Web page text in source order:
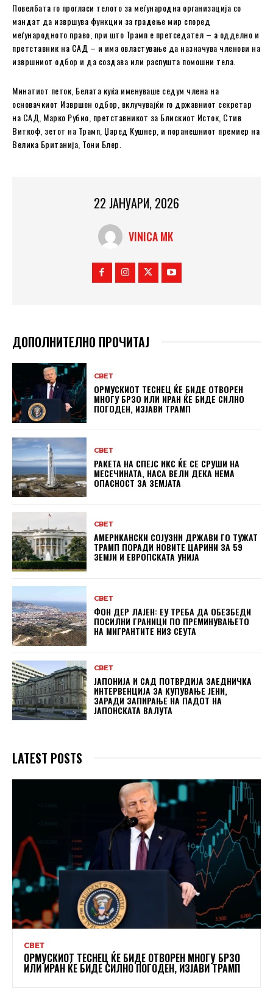
Повелбата го прогласи телото за меѓународна организација со
мандат да извршува функции за градење мир според
меѓународното право, при што Трамп е претседател – а одделно и
претставник на САД – и има овластување да назначува членови на
извршниот одбор и да создава или распушта помошни тела.
Минатиот петок, Белата куќа именуваше седум члена на
основачкиот Извршен одбор, вклучувајќи го државниот секретар
на САД, Марко Рубио, претставникот за Блискиот Исток, Стив
Виткоф, зетот на Трамп, Џаред Кушнер, и поранешниот премиер на
Велика Британија, Тони Блер.
22 ЈАНУАРИ, 2026
VINICA MK
ДОПОЛНИТЕЛНО ПРОЧИТАЈ
СВЕТ
ОРМУСКИОТ ТЕСНЕЦ ЌЕ БИДЕ ОТВОРЕН
МНОГУ БРЗО ИЛИ ИРАН ЌЕ БИДЕ СИЛНО
ПОГОДЕН, ИЗЈАВИ ТРАМП
СВЕТ
РАКЕТА НА СПЕЈС ИКС ЌЕ СЕ СРУШИ НА
МЕСЕЧИНАТА, НАСА ВЕЛИ ДЕКА НЕМА
ОПАСНОСТ ЗА ЗЕМЈАТА
СВЕТ
АМЕРИКАНСКИ СОЈУЗНИ ДРЖАВИ ГО ТУЖАТ
ТРАМП ПОРАДИ НОВИТЕ ЦАРИНИ ЗА 59
ЗЕМЈИ И ЕВРОПСКАТА УНИЈА
СВЕТ
ФОН ДЕР ЛАЈЕН: ЕУ ТРЕБА ДА ОБЕЗБЕДИ
ПОСИЛНИ ГРАНИЦИ ПО ПРЕМИНУВАЊЕТО
НА МИГРАНТИТЕ НИЗ СЕУТА
СВЕТ
ЈАПОНИЈА И САД ПОТВРДИЈА ЗАЕДНИЧКА
ИНТЕРВЕНЦИЈА ЗА КУПУВАЊЕ ЈЕНИ,
ЗАРАДИ ЗАПИРАЊЕ НА ПАДОТ НА
ЈАПОНСКАТА ВАЛУТА
LATEST POSTS
СВЕТ
ОРМУСКИОТ ТЕСНЕЦ ЌЕ БИДЕ ОТВОРЕН МНОГУ БРЗО
ИЛИ ИРАН ЌЕ БИДЕ СИЛНО ПОГОДЕН, ИЗЈАВИ ТРАМП